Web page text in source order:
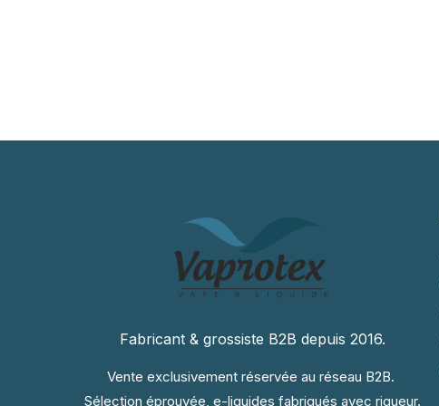
Fabricant & grossiste B2B depuis 2016.
Vente exclusivement réservée au réseau B2B.
Sélection éprouvée, e-liquides fabriqués avec rigueur.